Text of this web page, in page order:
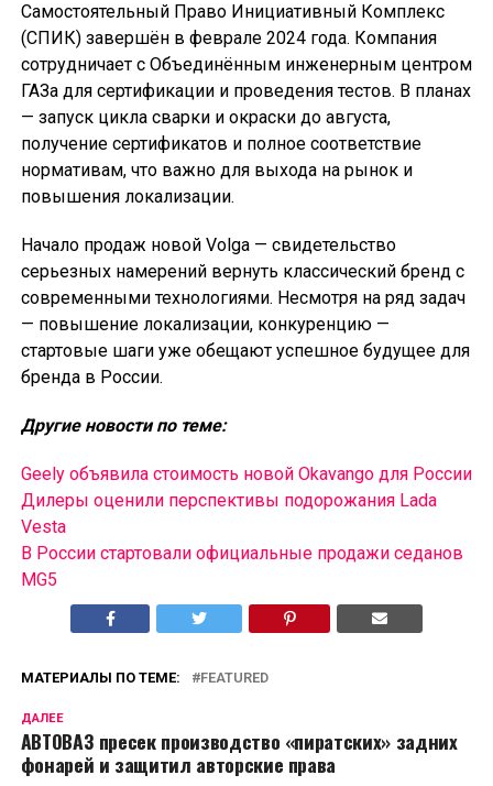
Самостоятельный Право Инициативный Комплекс
(СПИК) завершён в феврале 2024 года. Компания
сотрудничает с Объединённым инженерным центром
ГАЗа для сертификации и проведения тестов. В планах
— запуск цикла сварки и окраски до августа,
получение сертификатов и полное соответствие
нормативам, что важно для выхода на рынок и
повышения локализации.
Начало продаж новой Volga — свидетельство
серьезных намерений вернуть классический бренд с
современными технологиями. Несмотря на ряд задач
— повышение локализации, конкуренцию —
стартовые шаги уже обещают успешное будущее для
бренда в России.
Другие новости по теме:
Geely объявила стоимость новой Okavango для России
Дилеры оценили перспективы подорожания Lada
Vesta
В России cтартовали официальные продажи седанов
MG5
МАТЕРИАЛЫ ПО ТЕМЕ: FEATURED
ДАЛЕЕ
АВТОВАЗ пресек производство «пиратских» задних
фонарей и защитил авторские права